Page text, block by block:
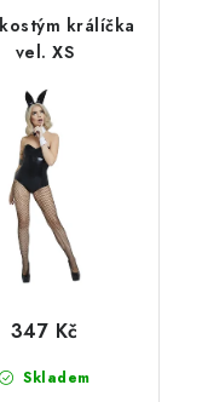
králíčka
vel. XS
Skladem
347 Kč